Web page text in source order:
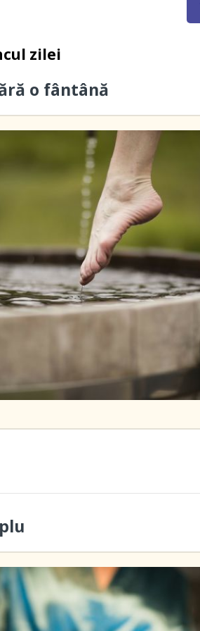
zilei
o fântână